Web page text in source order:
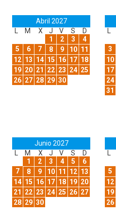
Abril 2027
M X J V S
D
1
2 3
4
5
6 7 8 9 10 11
12 13 14 15 16 17 18
19 20 21 22 23 24 25
26 27 28 29 30
3
10
17
24
31
Junio 2027
M X J V S
D
1
2 3 4 5
6
7
8 9 10 11 12 13
14 15 16 17 18 19 20
21
22 23 24 25 26 27
28 29 30
5
12
19
26